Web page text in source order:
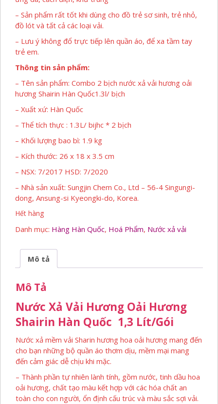
– Sản phẩm rất tốt khi dùng cho đồ trẻ sơ sinh, trẻ nhỏ,
đồ lót và tất cả các loại vải.
– Lưu ý không đổ trực tiếp lên quần áo, để xa tầm tay
trẻ em.
Thông tin sản phẩm:
– Tên sản phẩm: Combo 2 bịch nước xả vải hương oải
hương Shairin Hàn Quốc1.3l/ bịch
– Xuất xứ: Hàn Quốc
– Thể tích thực : 1.3L/ bijhc * 2 bịch
– Khối lượng bao bì: 1.9 kg
– Kích thước: 26 x 18 x 3.5 cm
– NSX: 7/2017 HSD: 7/2020
– Nhà sản xuất: Sungjin Chem Co., Ltd – 56-4 Singungi-
dong, Ansung-si Kyeongki-do, Korea.
Hết hàng
Danh mục: Hàng Hàn Quốc, Hoá Phẩm, Nước xả vải
Mô tả
Mô Tả
Nước Xả Vải Hương Oải Hương
Shairin Hàn Quốc 1,3 Lít/gói
Nước xả mềm vải Sharin hương hoa oải hương mang đến
cho bạn những bộ quần áo thơm dịu, mềm mại mang
đến cảm giác dễ chịu khi mặc.
– Thành phần tự nhiên lành tính, gồm nước, tinh dầu hoa
oải hương, chất tạo màu kết hợp với các hóa chất an
toàn cho con người, ổn định cấu trúc và màu sắc sợi vải.